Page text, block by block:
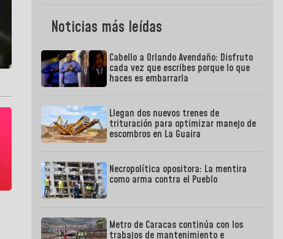
Noticias más leídas
Cabello a Orlando Avendaño: Disfruto
cada vez que escribes porque lo que
haces es embarrarla
Llegan dos nuevos trenes de
trituración para optimizar manejo de
escombros en La Guaira
Necropolítica opositora: La mentira
como arma contra el Pueblo
Metro de Caracas continúa con los
trabajos de mantenimiento e